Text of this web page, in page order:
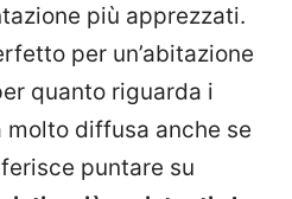
più apprezzati.
per un’abitazione
quanto riguarda i
molto diffusa anche se
puntare su